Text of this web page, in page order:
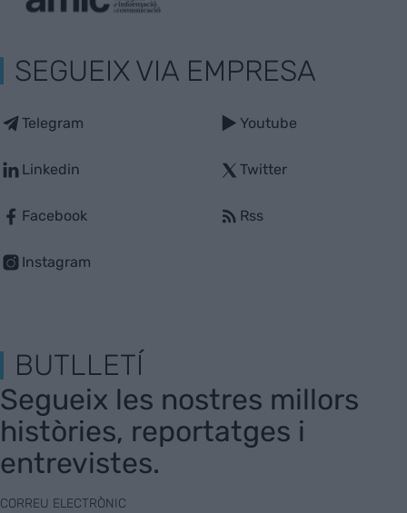
SEGUEIX VIA EMPRESA
Telegram
Linkedin
Facebook
Instagram
Youtube
Twitter
Rss
BUTLLETÍ
Segueix les nostres millors
històries, reportatges i
entrevistes.
CORREU ELECTRÒNIC